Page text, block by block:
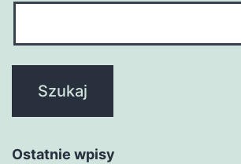
Ostatnie wpisy